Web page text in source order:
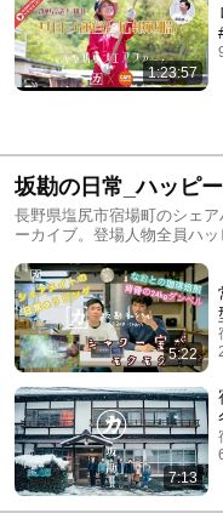
1:23:57
坂勘の日常_ハッピ
長野県塩尻市宿場町のシェ
ーカイブ。登場人物全員ハッ
5:22
7:13